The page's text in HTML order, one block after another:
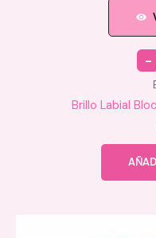
Brillo Labial